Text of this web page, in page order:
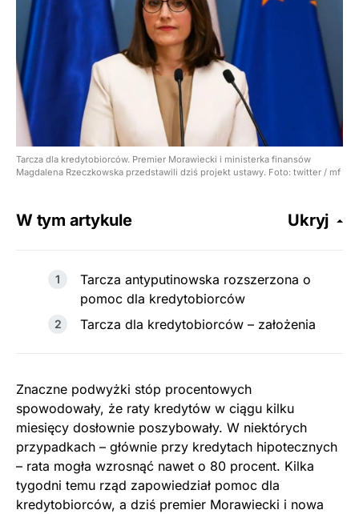
Tarcza dla kredytobiorców. Premier Morawiecki i ministerka finansów
Magdalena Rzeczkowska przedstawili dziś projekt ustawy. Foto: twitter / mf
W tym artykule Ukryj
Tarcza antyputinowska rozszerzona o
pomoc dla kredytobiorców
Tarcza dla kredytobiorców – założenia
Znaczne podwyżki stóp procentowych
spowodowały, że raty kredytów w ciągu kilku
miesięcy dosłownie poszybowały. W niektórych
przypadkach – głównie przy kredytach hipotecznych
– rata mogła wzrosnąć nawet o 80 procent. Kilka
tygodni temu rząd zapowiedział pomoc dla
kredytobiorców, a dziś premier Morawiecki i nowa